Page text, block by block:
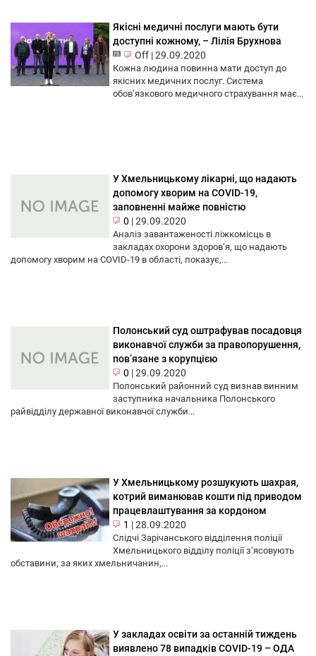
Якісні медичні послуги мають бути
доступні кожному, – Лілія Брухнова
Off |29.09.2020
Кожна людина повинна мати доступ до
якісних медичних послуг. Система
обов’язкового медичного страхування має...
У Хмельницькому лікарні, що надають
допомогу хворим на COVID-19,
заповненні майже повністю
0 |29.09.2020
Аналіз завантаженості ліжкомісць в
закладах охорони здоров’я, що надають
допомогу хворим на COVID-19 в області, показує,...
Полонський суд оштрафував посадовця
виконавчої служби за правопорушення,
пов’язане з корупцією
0 |29.09.2020
Полонський районний суд визнав винним
заступника начальника Полонського
райвідділу державної виконавчої служби...
У Хмельницькому розшукують шахрая,
котрий виманював кошти під приводом
працевлаштування за кордоном
1 |28.09.2020
Слідчі Зарічанського відділення поліції
Хмельницького відділу поліції з’ясовують
обставини, за яких хмельничанин,...
У закладах освіти за останній тиждень
виявлено 78 випадків COVID-19 – ОДА